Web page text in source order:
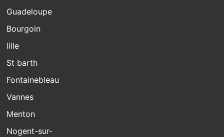
Guadeloupe
Bourgoin
lille
St barth
Fontainebleau
Vannes
Menton
Nogent-sur-